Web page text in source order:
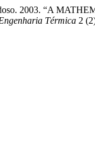
2003. “A
Térmica 2